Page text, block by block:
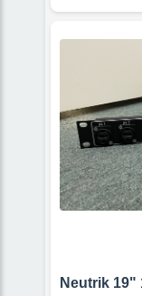
Neutrik 19"